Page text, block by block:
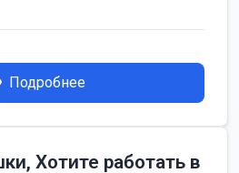
Подробнее
Хотите работать в